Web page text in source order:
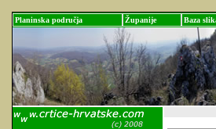
Planinska područja Županije Baza